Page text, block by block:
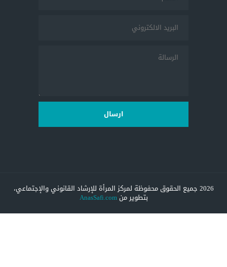
ارسال
2026 جميع الحقوق محفوظة لمركز المرأة للإرشاد القانوني والإجتماعي،
بتطوير منAnasSafi.com